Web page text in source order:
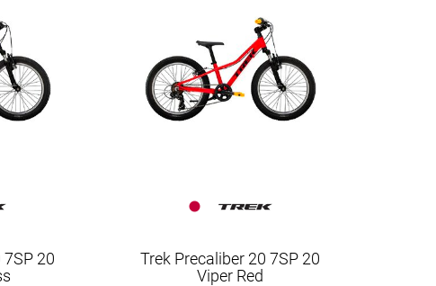
20
Trek Precaliber 20 7SP 20
Viper Red